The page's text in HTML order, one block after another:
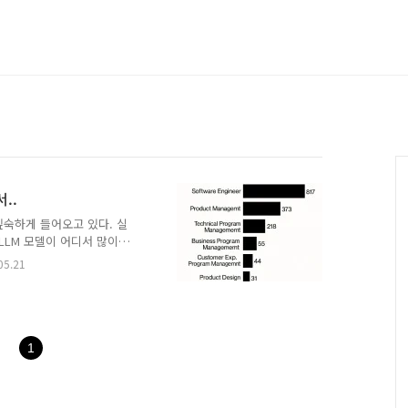
..
하게 들어오고 있다. 실
모델이 어디서 많이
터 관련(개발 관련)이다.
컨텐츠 생성쪽이다. 실제
래프를 보면, 2024년을
1